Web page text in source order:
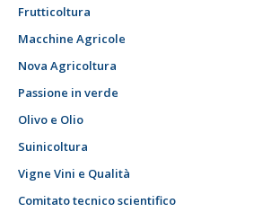
Frutticoltura
Macchine Agricole
Nova Agricoltura
Passione in verde
Olivo e Olio
Suinicoltura
Vigne Vini e Qualità
Comitato tecnico scientifico